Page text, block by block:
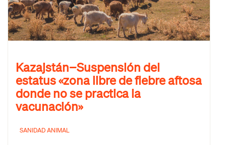
Kazajstán−Suspensión del
estatus «zona libre de fiebre aftosa
donde no se practica la
vacunación»
SANIDAD ANIMAL